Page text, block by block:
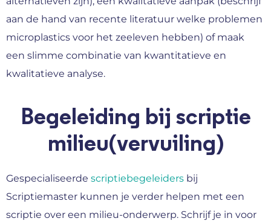
aan de hand van recente literatuur welke problemen
microplastics voor het zeeleven hebben) of maak
een slimme combinatie van kwantitatieve en
kwalitatieve analyse.
Begeleiding bij scriptie
milieu(vervuiling)
Gespecialiseerde scriptiebegeleiders bij
Scriptiemaster kunnen je verder helpen met een
scriptie over een milieu-onderwerp. Schrijf je in voor